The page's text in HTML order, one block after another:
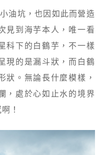
油坑，也因如此而營造
見到海芋本人，唯一看
科下的白鶴芋，不一樣
現的是漏斗狀，而白鶴
狀。無論長什麼模樣，
，處於心如止水的境界
！